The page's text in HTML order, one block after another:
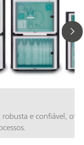
e confiável,